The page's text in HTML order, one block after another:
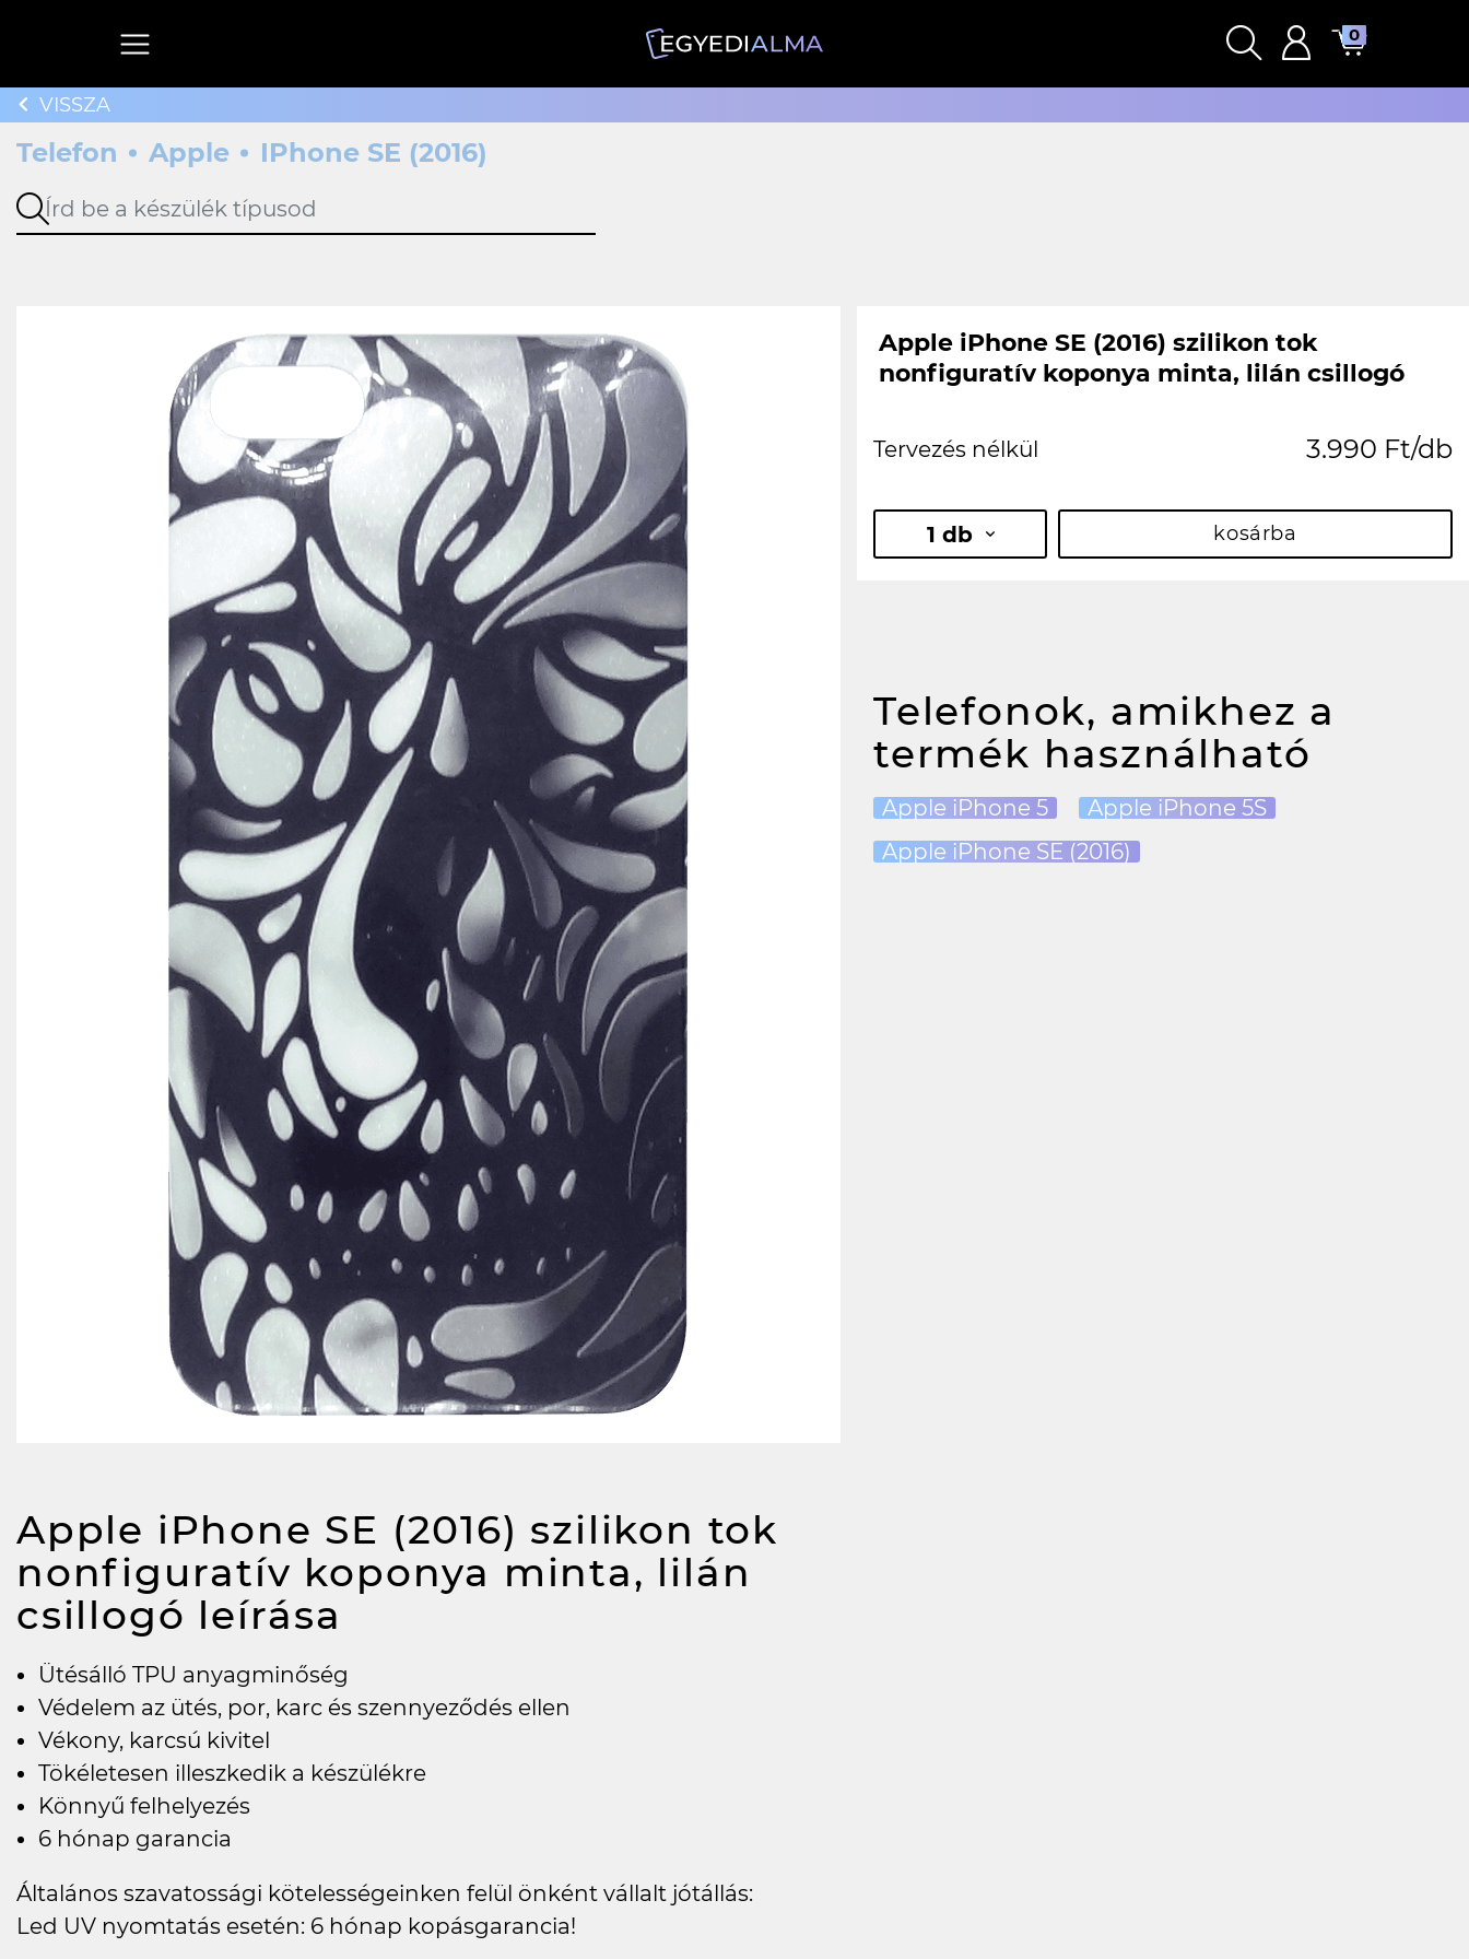
0
VISSZA
Telefon Apple IPhone SE (2016)
Apple iPhone SE (2016) szilikon tok
nonfiguratív koponya minta, lilán
csillogó leírása
Ütésálló TPU anyagminőség
Védelem az ütés, por, karc és szennyeződés ellen
Vékony, karcsú kivitel
Tökéletesen illeszkedik a készülékre
Könnyű felhelyezés
6 hónap garancia
Általános szavatossági kötelességeinken felül önként vállalt jótállás:
Led UV nyomtatás esetén: 6 hónap kopásgarancia!
Apple iPhone SE (2016) szilikon tok
nonfiguratív koponya minta, lilán csillogó
Tervezés nélkül 3.990 Ft/db
1 db kosárba
Telefonok, amikhez a
termék használható
Apple iPhone 5
Apple iPhone 5S
Apple iPhone SE (2016)